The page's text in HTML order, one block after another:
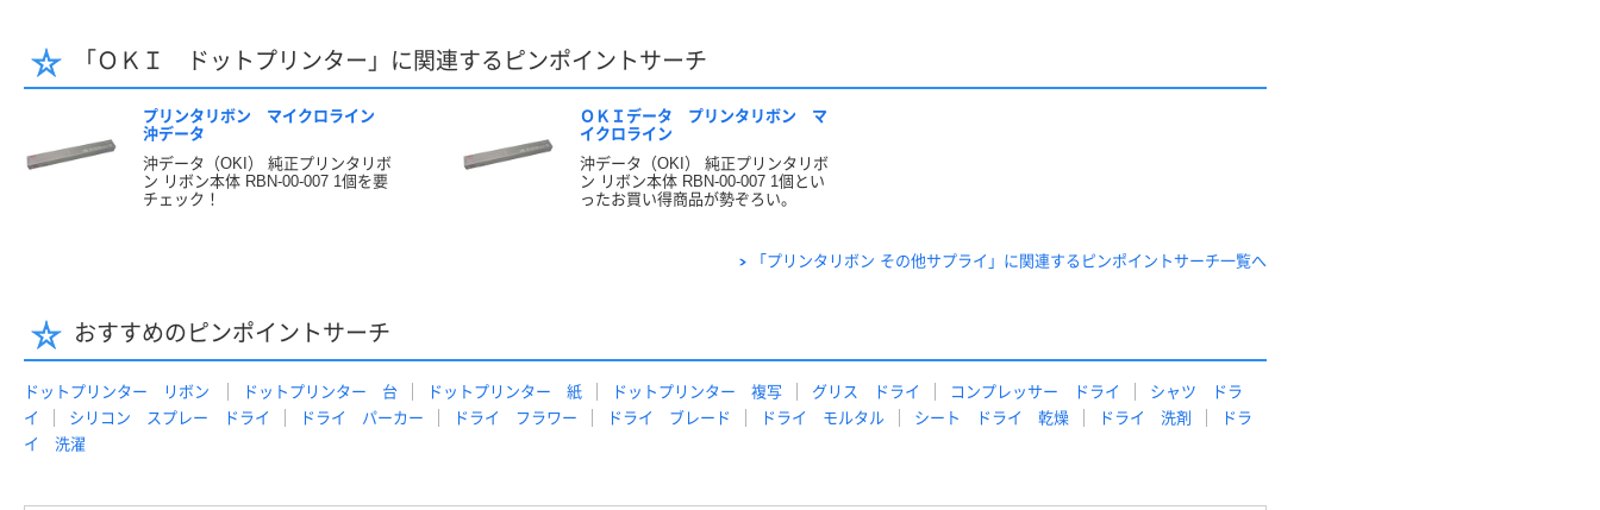
「ＯＫＩ ドットプリンター」に関連するピンポイントサーチ
プリンタリボン マイクロライン
沖データ
沖データ（OKI） 純正プリンタリボ
ン リボン本体 RBN-00-007 1個を要
チェック！
ＯＫＩデータ プリンタリボン マ
イクロライン
沖データ（OKI） 純正プリンタリボ
ン リボン本体 RBN-00-007 1個とい
ったお買い得商品が勢ぞろい。
「プリンタリボン その他サプライ」に関連するピンポイントサーチ一覧へ
おすすめのピンポイントサーチ
ドットプリンター リボン ドットプリンター 台 ドットプリンター 紙 ドットプリンター 複写 グリス ドライ コンプレッサー ドライ
シャツ ドラ
イ
シリコン スプレー ドライ ドライ パーカー ドライ フラワー ドライ ブレード ドライ モルタル シート ドライ 乾燥 ドライ 洗剤
ドラ
イ 洗濯